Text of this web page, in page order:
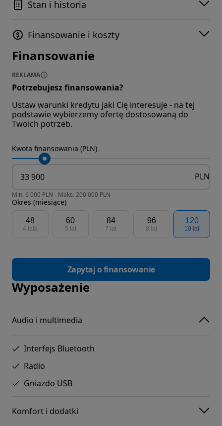
Stan i historia
Finansowanie i koszty
Finansowanie
REKLAMA
Potrzebujesz finansowania?
Ustaw warunki kredytu jaki Cię interesuje - na tej
podstawie wybierzemy ofertę dostosowaną do
Twoich potrzeb.
Kwota finansowania (PLN)
PLN
Min. 6 000 PLN - Maks. 200 000 PLN
Okres (miesiące)
48
4 lata
60
5 lat
84
7 lat
96
8 lat
120
10 lat
Zapytaj o finansowanie
Wyposażenie
Audio i multimedia
Interfejs Bluetooth
Radio
Gniazdo USB
Komfort i dodatki